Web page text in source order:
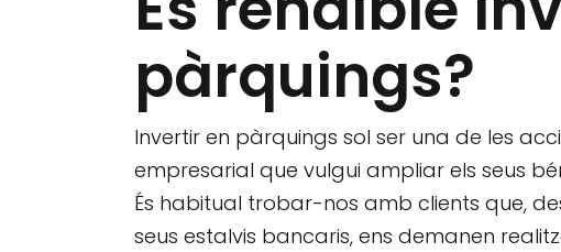
pàrquings?
Invertir en pàrquings sol ser una de les
empresarial que vulgui ampliar els seus
És habitual trobar-nos amb clients que,
seus estalvis bancaris, ens demanen